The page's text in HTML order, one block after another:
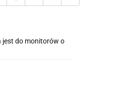
jest do monitorów o